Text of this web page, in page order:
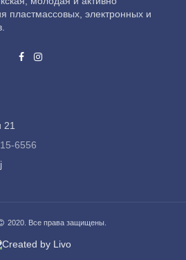
пластмассовых, электронных и
21
6556
2020. Все права защищены.